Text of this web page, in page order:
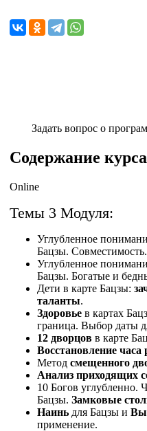
Задать вопрос о
Содержание курса
Online
Темы 3 Модуля:
Углубленное
Бацзы. Совместимость.
Углубленное
Бацзы. Богатые и
Дети в карте Бацзы:
таланты.
Здоровье в картах
граница. Выбор даты
12 дворцов в карте
Восстановление часа
Метод смещенного
Анализ приходящих
10 Богов углубленно.
Бацзы. Замковые
Наинь для Бацзы и
применение.